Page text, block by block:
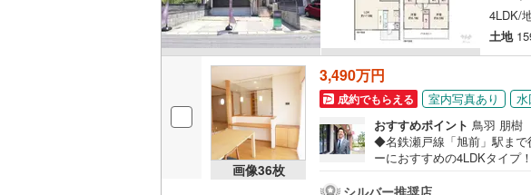
4LDK/
土地
画像36枚
3,490万円
成約でもらえる 室内写真あり
水
おすすめポイント 鳥羽 朋樹
◆名鉄瀬戸線「旭前」駅ま
ーにおすすめの4LDKタイプ
れる坪庭付き！ガーデニン
シルバー推奨店